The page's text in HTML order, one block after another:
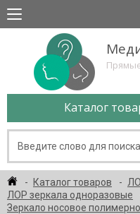
Каталог
Каталог товаров
ЛОР зеркала одноразовые
Зеркало носовое